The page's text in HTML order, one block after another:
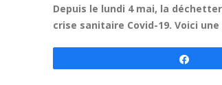
Depuis le lundi 4 mai, la
crise sanitaire Covid-19. Voici